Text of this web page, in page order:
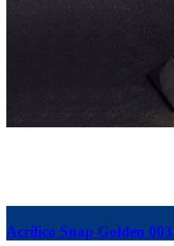
Acrílico Snap Golden 003